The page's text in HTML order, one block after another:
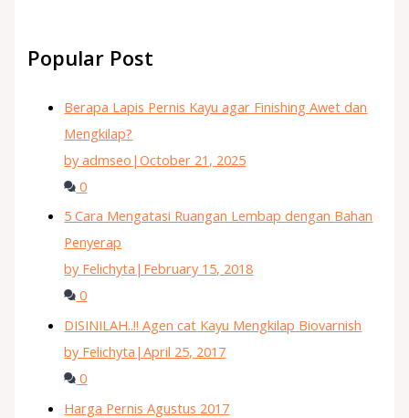
Popular Post
Berapa Lapis Pernis Kayu agar Finishing Awet dan
Mengkilap?
by admseo |October 21, 2025
0
5 Cara Mengatasi Ruangan Lembap dengan Bahan
Penyerap
by Felichyta | February 15, 2018
0
DISINILAH..!! Agen cat Kayu Mengkilap Biovarnish
by Felichyta |April 25, 2017
0
Harga Pernis Agustus 2017